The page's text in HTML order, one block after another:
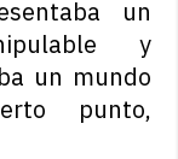
un
y
un mundo
punto,